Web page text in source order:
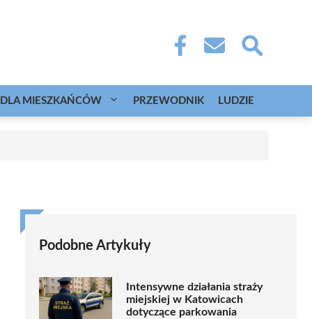
DLA MIESZKAŃCÓW PRZEWODNIK LUDZIE
Podobne Artykuły
Intensywne działania straży
miejskiej w Katowicach
dotyczące parkowania